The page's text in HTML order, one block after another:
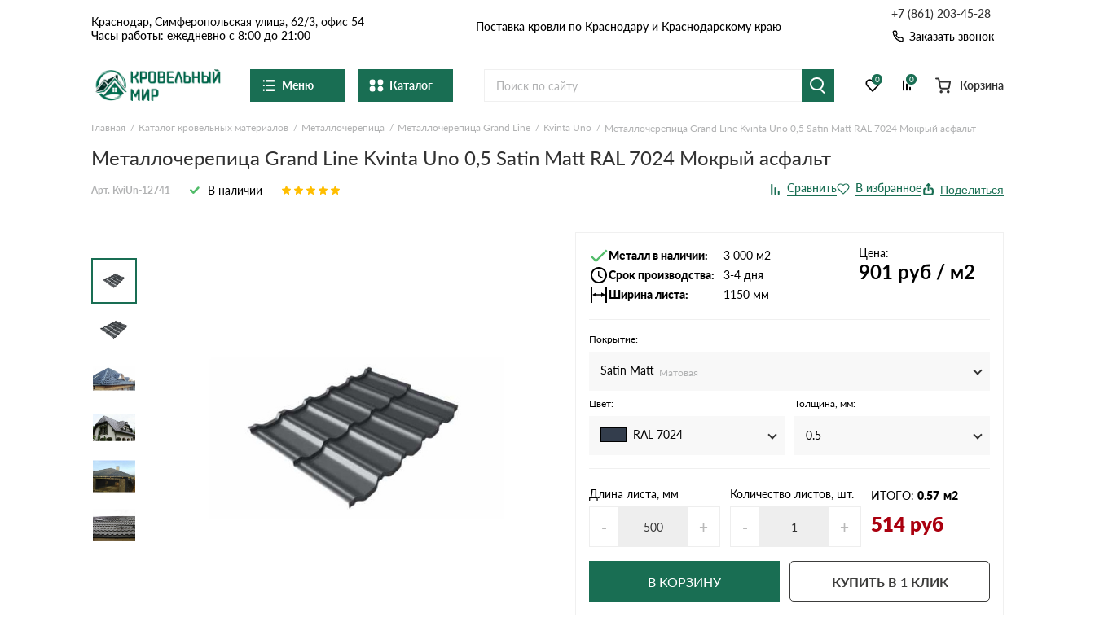
Поставка кровли по Краснодару и Краснодарскому краю
Краснодар, Симферопольская улица, 62/3, офис 54
Часы работы: ежедневно с 8:00 до 21:00
+7 (861) 203-45-28
Заказать звонок
Меню
О компании
Доставка и оплата
Вопросы-ответы
Контакты
Каталог
Ондулин и шифер Металлочерепица Гибкая черепица Рулонная кровля
Натуральная керамическая
Черепица Ондулин Ондулин Смарт
Шифер плоский
0 0 Корзина
Главная Каталог кровельных материалов Металлочерепица Металлочерепица Grand Line Kvinta Uno Металлочерепица Grand Line Kvinta Uno 0,5 Satin Мatt RAL 7024 Мокрый асфальт
Металлочерепица Grand Line Kvinta Uno 0,5 Satin Мatt RAL 7024 Мокрый асфальт
Арт. KviUn-12741 В наличии Поделиться
Металл в наличии
3 000 м2
Срок производства
3-4 дня
Ширина листа
1150 мм
Цена:
901 руб / м2
Покрытие:
Satin Мatt Матовая
Цвет:
RAL 7024
Толщина, мм:
0.5
Длина листа, мм
- +
Количество листов, шт.
- +
ИТОГО: 0.57 м2
514 руб
В КОРЗИНУ КУПИТЬ В 1 КЛИК